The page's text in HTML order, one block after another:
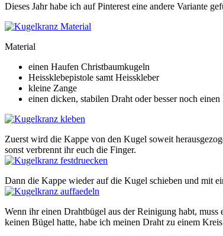
Dieses Jahr habe ich auf Pinterest eine andere Variante
Material
einen Haufen Christbaumkugeln
Heissklebepistole samt Heisskleber
kleine Zange
einen dicken, stabilen Draht oder besser noch
Zuerst wird die Kappe von den Kugel soweit
sonst verbrennt ihr euch die Finger.
Dann die Kappe wieder auf die Kugel schieben und mit
Wenn ihr einen Drahtbügel aus der Reinigung habt,
keinen Bügel hatte, habe ich meinen Draht zu einem